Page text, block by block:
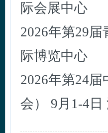
际会展中心
2026年第29
际博览中心
2026年第24
会） 9月1-4